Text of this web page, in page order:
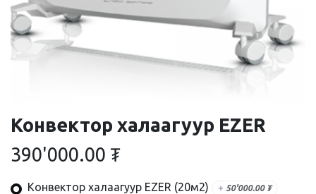
Конвектор халаагуур EZER
390'000.00 ₮
Конвектор халаагуур EZER (20м2) + 50'000.00₮